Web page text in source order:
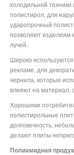
холодильной
полистирол, для
ударопрочный
позволяют изделиям
лучей.
Широко
рекламе, для
чернила, которые
влияют на материал,
Хорошими
полистирольные
долговечность,
делают плиты
Полиамидная